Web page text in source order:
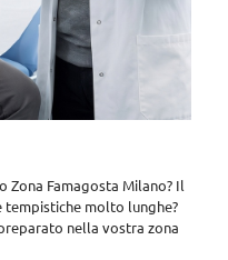
Famagosta Milano? Il
tempistiche molto lunghe?
nella vostra zona